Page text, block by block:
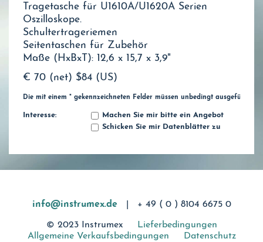
Tragetasche für U1610A/U1620A Serien
Oszilloskope.
Schultertrageriemen
Seitentaschen für Zubehör
Maße (HxBxT): 12,6 x 15,7 x 3,9"
€ 70 (net) $84 (US)
Die mit einem * gekennzeichneten Felder müssen unbedingt ausgefüllt
Interesse:
Machen Sie mir bitte ein Angebot
Schicken Sie mir Datenblätter zu
info@instrumex.de + 49 ( 0 ) 8104 6675 0
© 2023 Instrumex
Lieferbedingungen
Allgemeine Verkaufsbedingungen
Datenschutz